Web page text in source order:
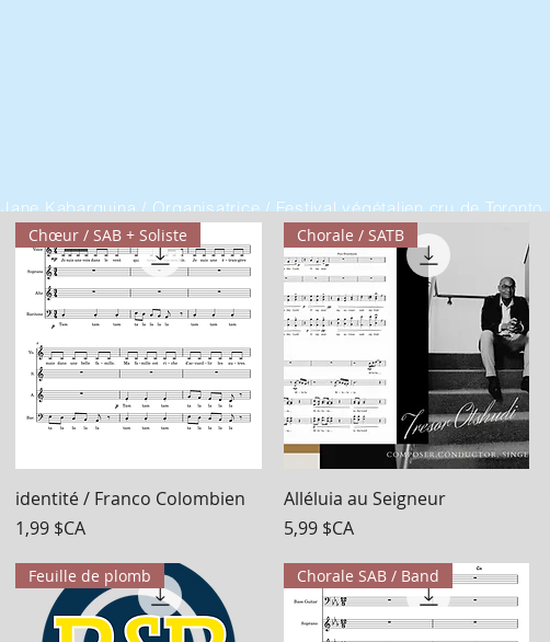
Jane Kabarguina / Organisatrice / Festival végétalien cru de Toronto
Aperçu rapide
Chœur / SAB + Soliste
identité / Franco Colombien
Prix
1,99 $CA
Aperçu rapide
Chorale / SATB
Alléluia au Seigneur
Prix
5,99 $CA
Feuille de plomb Chorale SAB / Band